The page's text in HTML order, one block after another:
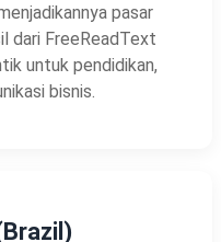
pasar
dari FreeReadText
untuk pendidikan,
bisnis.